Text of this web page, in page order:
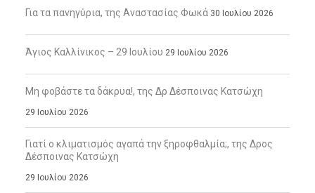
Για τα πανηγύρια, της Αναστασίας Φωκά 30 Ιουλίου 2026
Άγιος Καλλίνικος – 29 Ιουλίου 29 Ιουλίου 2026
Μη φοβάστε τα δάκρυα!, της Δρ Δέσποινας Κατσώχη
29 Ιουλίου 2026
Γιατί ο κλιματισμός αγαπά την ξηροφθαλμία;, της Δρος
Δέσποινας Κατσώχη
29 Ιουλίου 2026